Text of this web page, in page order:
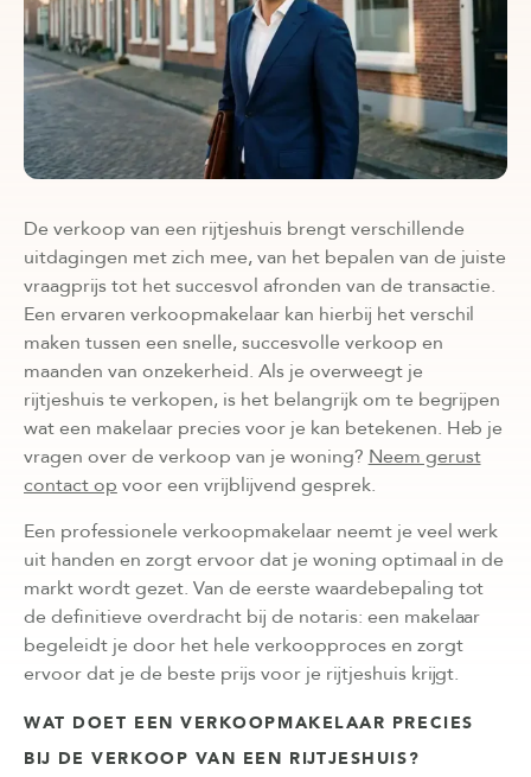
De verkoop van een rijtjeshuis brengt verschillende
uitdagingen met zich mee, van het bepalen van de juiste
vraagprijs tot het succesvol afronden van de transactie.
Een ervaren verkoopmakelaar kan hierbij het verschil
maken tussen een snelle, succesvolle verkoop en
maanden van onzekerheid. Als je overweegt je
rijtjeshuis te verkopen, is het belangrijk om te begrijpen
wat een makelaar precies voor je kan betekenen. Heb je
vragen over de verkoop van je woning? Neem gerust
contact op voor een vrijblijvend gesprek.
Een professionele verkoopmakelaar neemt je veel werk
uit handen en zorgt ervoor dat je woning optimaal in de
markt wordt gezet. Van de eerste waardebepaling tot
de definitieve overdracht bij de notaris: een makelaar
begeleidt je door het hele verkoopproces en zorgt
ervoor dat je de beste prijs voor je rijtjeshuis krijgt.
WAT DOET EEN VERKOOPMAKELAAR PRECIES
BIJ DE VERKOOP VAN EEN RIJTJESHUIS?